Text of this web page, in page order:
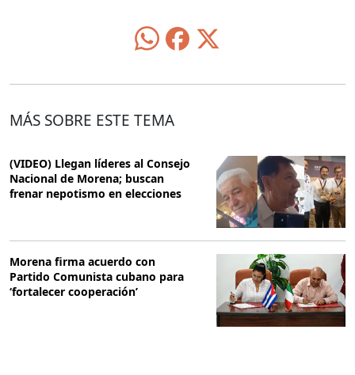
MÁS SOBRE ESTE TEMA
(VIDEO) Llegan líderes al Consejo
Nacional de Morena; buscan
frenar nepotismo en elecciones
Morena firma acuerdo con
Partido Comunista cubano para
‘fortalecer cooperación’